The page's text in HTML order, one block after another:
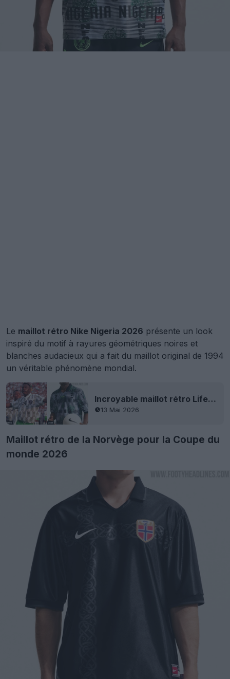
Le maillot rétro Nike Nigeria 2026 présente un look
inspiré du motif à rayures géométriques noires et
blanches audacieux qui a fait du maillot original de 1994
un véritable phénomène mondial.
Incroyable maillot rétro Lifestyle Nigeria 2026 fuite
13 Mai 2026
Maillot rétro de la Norvège pour la Coupe du
monde 2026